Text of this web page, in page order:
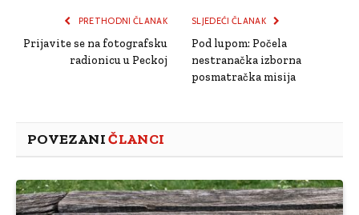
PRETHODNI ČLANAK
Prijavite se na fotografsku
radionicu u Peckoj
SLJEDEĆI ČLANAK
Pod lupom: Počela
nestranačka izborna
posmatračka misija
POVEZANIČLANCI